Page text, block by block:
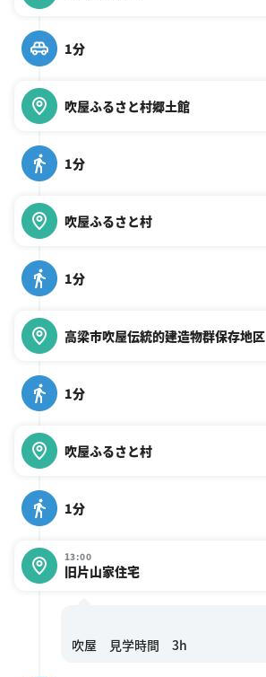
1分
吹屋ふるさと村郷土館
1分
吹屋ふるさと村
1分
高梁市吹屋伝統的建造物群保存地区
1分
吹屋ふるさと村
1分
13:00
旧片山家住宅